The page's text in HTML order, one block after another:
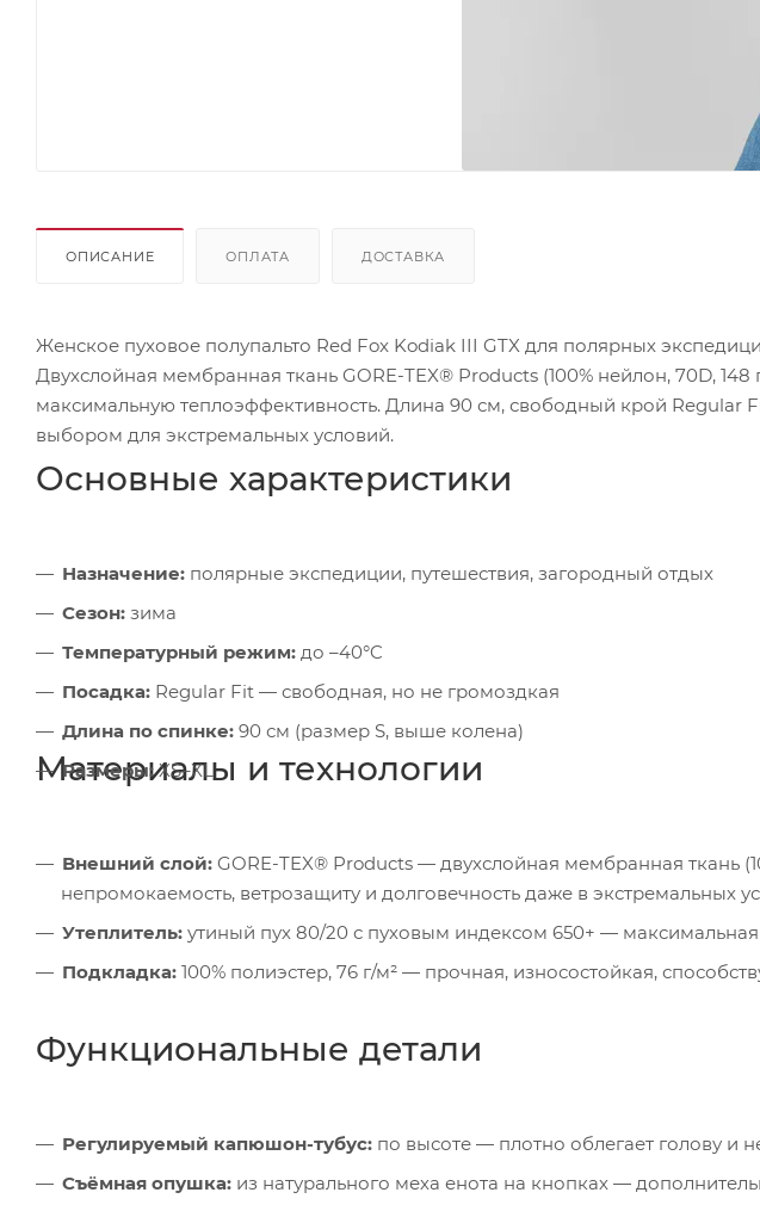
ОПИСАНИЕ ОПЛАТА ДОСТАВКА
Женское пуховое полупальто Red Fox Kodiak III GTX для полярных
Двухслойная мембранная ткань GORE-TEX® Products (100% нейлон, 70D,
максимальную теплоэффективность. Длина 90 см, свободный крой Regular
выбором для экстремальных условий.
Основные характеристики
Назначение: полярные экспедиции, путешествия, загородный отдых
Сезон: зима
Температурный режим: до –40°C
Посадка: Regular Fit — свободная, но не громоздкая
Длина по спинке: 90 см (размер S, выше колена)
Размеры:XS–XL
Материалы и технологии
Внешний слой: GORE-TEX® Products — двухслойная мембранная ткань
непромокаемость, ветрозащиту и долговечность даже в экстремальных
Утеплитель: утиный пух 80/20 с пуховым индексом 650+ —
Подкладка: 100% полиэстер, 76 г/м² — прочная, износостойкая,
Функциональные детали
Регулируемый капюшон-тубус: по высоте — плотно облегает голову и
Съёмная опушка: из натурального меха енота на кнопках —